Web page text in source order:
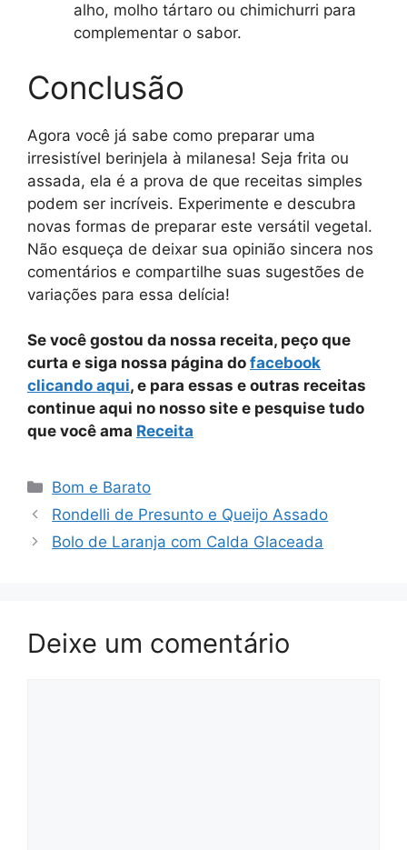
alho, molho tártaro ou chimichurri para
complementar o sabor.
Conclusão
Agora você já sabe como preparar uma
irresistível berinjela à milanesa! Seja frita ou
assada, ela é a prova de que receitas simples
podem ser incríveis. Experimente e descubra
novas formas de preparar este versátil vegetal.
Não esqueça de deixar sua opinião sincera nos
comentários e compartilhe suas sugestões de
variações para essa delícia!
Se você gostou da nossa receita, peço que
curta e siga nossa página do facebook
clicando aqui, e para essas e outras receitas
continue aqui no nosso site e pesquise tudo
que você ama Receita
Categorias
Bom e Barato
Rondelli de Presunto e Queijo Assado
Bolo de Laranja com Calda Glaceada
Deixe um comentário